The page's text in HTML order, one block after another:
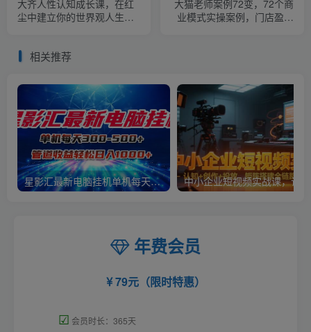
大齐人性认知成长课，在红
尘中建立你的世界观人生观
大猫老师案例72变，72个商
业模式实操案例，门店盈利
相关推荐
星影汇最新电脑挂机单机每天300+团队管道收益轻松日入1000+
年费会员
79元（限时特惠）
☑ 会员时长：365天